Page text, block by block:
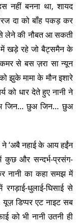
नहीं बनना था, शायद
दा को बाँह पकड़ कर
से लेने की नौबत आ सकती
में खड़े रहे जो बैट्समैन के
से बस ज़रा सा न्यून
झुके मामा के मौन इशारे
को धार देते हुए नानी ने
जिन… छुअ जिन… छुअ
ने ‘अबै नहाई के आय हईंन
और सन्दर्भ-प्रसंग-
नानी का कहा समझ में
धुलाई-घिसाई से
डिप्पर एट नाइट सब
को भी नानी उतनी ही